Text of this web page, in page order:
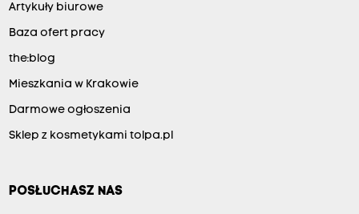
Artykuły biurowe
Baza ofert pracy
the:blog
Mieszkania w Krakowie
Darmowe ogłoszenia
Sklep z kosmetykami tolpa.pl
POSŁUCHASZ NAS